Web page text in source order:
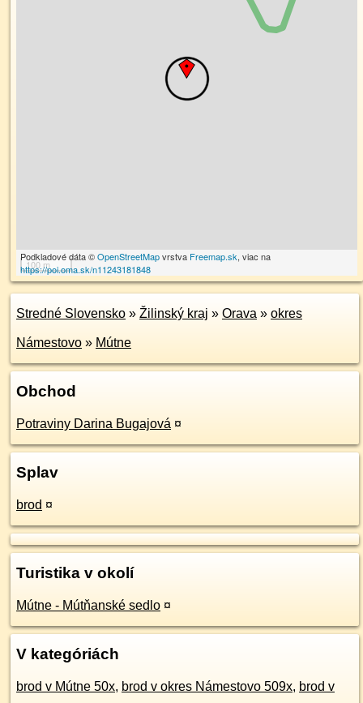
100 m
Podkladové dáta ©OpenStreetMapvrstva Freemap.sk, viac na
https://poi.oma.sk/n11243181848
Stredné Slovensko » Žilinský kraj » Orava » okres
Námestovo » Mútne
Obchod
Potraviny Darina Bugajová ¤
Splav
brod ¤
Turistika v okolí
Mútne - Mútňanské sedlo ¤
V kategóriách
brod v Mútne 50x, brod v okres Námestovo 509x, brod v